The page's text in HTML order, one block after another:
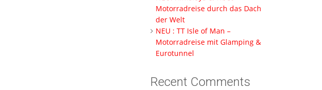
Motorradreise durch das Dach
der Welt
NEU : TT Isle of Man –
Motorradreise mit Glamping &
Eurotunnel
Recent Comments